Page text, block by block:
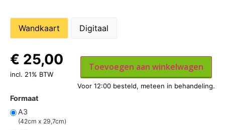
Wandkaart Digitaal
Formaat
A3
(42cm x 29,7cm)
€ 25,00
incl. 21% BTW
Toevoegen aan winkelwagen